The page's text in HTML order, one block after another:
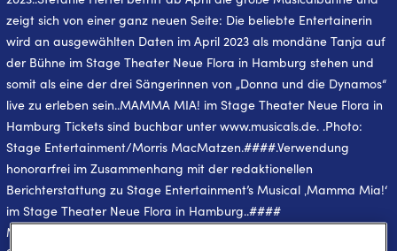
Mit der Rolle im erfolgreichen Musical MAMMA MIA! geht für